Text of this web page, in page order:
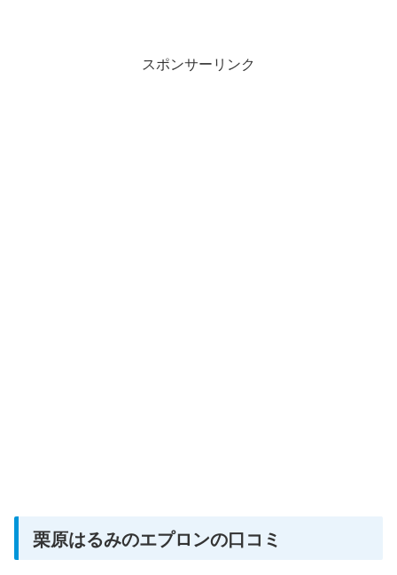
スポンサーリンク
栗原はるみのエプロンの口コミ